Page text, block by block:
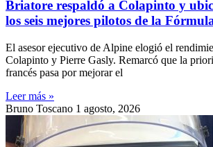
Briatore respaldó a Colapinto y
los seis mejores pilotos de la
El asesor ejecutivo de Alpine elogió el
Colapinto y Pierre Gasly. Remarcó que la
francés pasa por mejorar el
Leer más »
Bruno Toscano 1 agosto, 2026